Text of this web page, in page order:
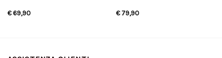
€69,90 €79,90